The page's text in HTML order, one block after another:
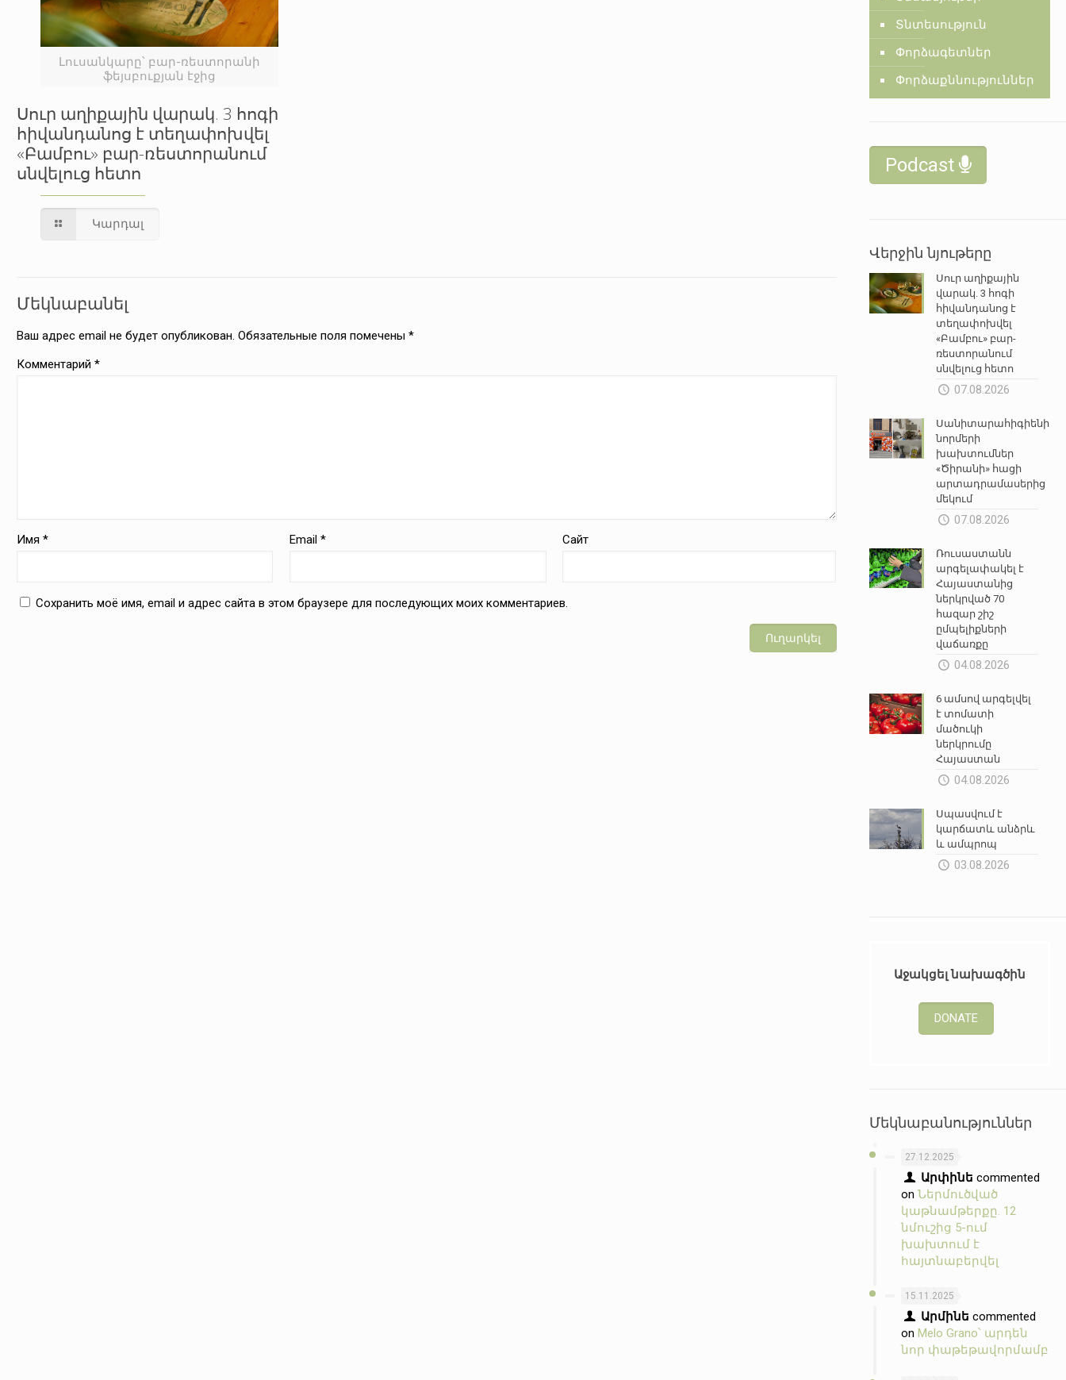
Լուսանկարը՝ բար-ռեստորանի
ֆեյսբուքյան էջից
Սուր աղիքային վարակ. 3 հոգի
հիվանդանոց է տեղափոխվել
«Բամբու» բար-ռեստորանում
սնվելուց հետո
Կարդալ
Մեկնաբանել
Ваш адрес email не будет опубликован. Обязательные поля помечены *
Комментарий *
Имя * Email * Сайт
Сохранить моё имя, email и адрес сайта в этом браузере для последующих моих комментариев.
Տնտեսություն
Փորձագետներ
Փորձաքննություններ
Podcast
Վերջին նյութերը
Սուր աղիքային
վարակ. 3 հոգի
հիվանդանոց է
տեղափոխվել
«Բամբու» բար-
ռեստորանում
սնվելուց հետո
07.08.2026
Սանիտարահիգիենիկ
նորմերի
խախտումներ
«Ծիրանի» հացի
արտադրամասերից
մեկում
07.08.2026
Ռուսաստանն
արգելափակել է
Հայաստանից
ներկրված 70
հազար շիշ
ըմպելիքների
վաճառքը
04.08.2026
6 ամսով արգելվել
է տոմատի
մածուկի
ներկրումը
Հայաստան
04.08.2026
Սպասվում է
կարճատև անձրև
և ամպրոպ
03.08.2026
Աջակցել նախագծին
DONATE
Մեկնաբանություններ
27.12.2025
Արփինե commented
onՆերմուծված
կաթնամթերքը. 12
նմուշից 5-ում
խախտում է
հայտնաբերվել
15.11.2025
Արմինե commented
onMelo Grano՝ արդեն
նոր փաթեթավորմամբ